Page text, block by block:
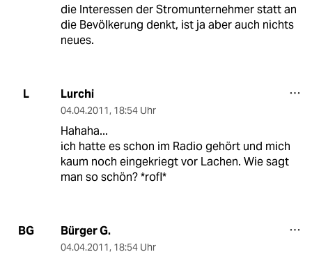
die Interessen der Stromunternehmer statt an
die Bevölkerung denkt, ist ja aber auch nichts
neues.
L Lurchi
04.04.2011, 18:54 Uhr
Hahaha...
ich hatte es schon im Radio gehört und mich
kaum noch eingekriegt vor Lachen. Wie sagt
man so schön? *rofl*
BG Bürger G.
04.04.2011, 18:54 Uhr